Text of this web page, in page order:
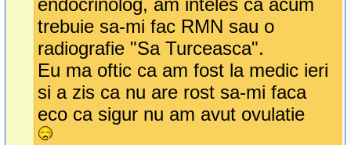
endocrinolog, am inteles ca acum
trebuie sa-mi fac RMN sau o
radiografie "Sa Turceasca".
Eu ma oftic ca am fost la medic ieri
si a zis ca nu are rost sa-mi faca
eco ca sigur nu am avut ovulatie